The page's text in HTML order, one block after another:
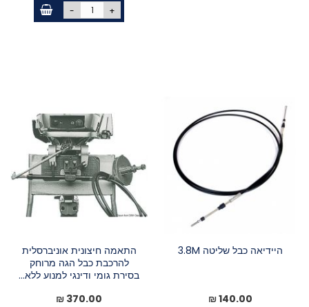
- +
היידיאה כבל שליטה 3.8M
140.00 ₪
התאמה חיצונית אוניברסלית
להרכבת כבל הגה מרוחק
בסירת גומי ודינגי למנוע ללא...
370.00 ₪